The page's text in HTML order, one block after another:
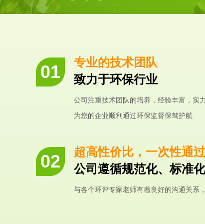
专业的技术团队
致力于环保行业
公司注重技术团队的培养，经验丰富，实
为您的企业顺利通过环保监督保驾护航
超高性价比，一次性通
公司遵循规范化、标准
与各个环评专家老师有着良好的沟通关系